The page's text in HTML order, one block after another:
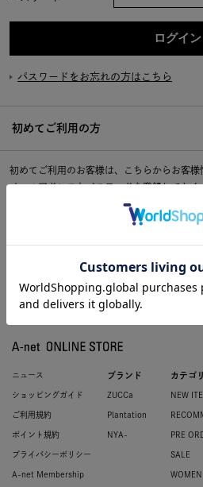
パスワードをお忘れの方はこちら
初めてご利用の方
初めてご利用のお客様は、こちらからお客様
メールアドレスとパスワードを登録してお
ニュース
ショッピングガイド
ご利用規約
ポイント規約
プライバシーポリシー
A-net Membership
ブランド
ZUCCa
Plantation
NYA-
カテゴ
NEW
PRE
SALE